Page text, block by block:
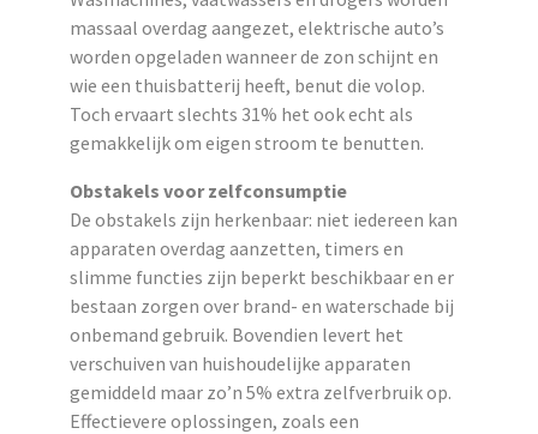
massaal overdag aangezet, elektrische auto’s
worden opgeladen wanneer de zon schijnt en
wie een thuisbatterij heeft, benut die volop.
Toch ervaart slechts 31% het ook echt als
gemakkelijk om eigen stroom te benutten.
Obstakels voor zelfconsumptie
De obstakels zijn herkenbaar: niet iedereen kan
apparaten overdag aanzetten, timers en
slimme functies zijn beperkt beschikbaar en er
bestaan zorgen over brand- en waterschade bij
onbemand gebruik. Bovendien levert het
verschuiven van huishoudelijke apparaten
gemiddeld maar zo’n 5% extra zelfverbruik op.
Effectievere oplossingen, zoals een